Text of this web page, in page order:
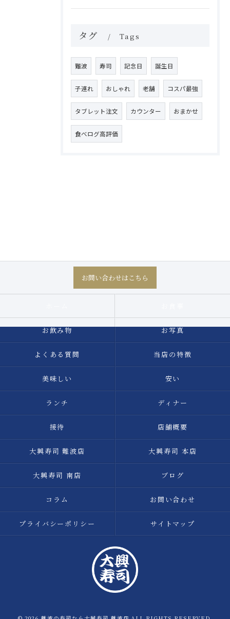
タグ Tags
難波 寿司 記念日 誕生日
子連れ おしゃれ 老舗 コスパ最強
タブレット注文 カウンター おまかせ
食べログ高評価
お問い合わせはこちら
お飲み物 お写真
よくある質問 当店の特徴
美味しい 安い
ランチ ディナー
接待 店舗概要
大興寿司 難波店 大興寿司 本店
大興寿司 南店 ブログ
コラム お問い合わせ
プライバシーポリシー サイトマップ